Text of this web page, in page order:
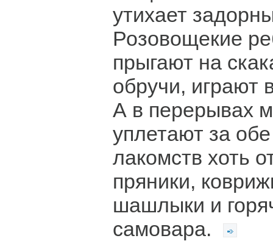
утихает
Розовощекие
прыгают на
обручи, играют
А в перерывах
уплетают за
лакомств хоть
пряники,
шашлыки и
самовара.